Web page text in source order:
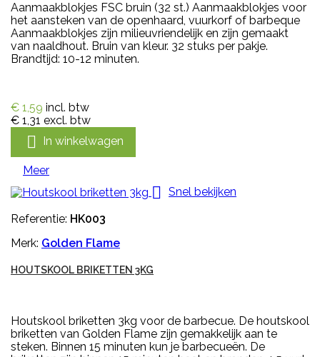
Aanmaakblokjes FSC bruin (32 st.) Aanmaakblokjes voor
het aansteken van de openhaard, vuurkorf of barbeque
Aanmaakblokjes zijn milieuvriendelijk en zijn gemaakt
van naaldhout. Bruin van kleur. 32 stuks per pakje.
Brandtijd: 10-12 minuten.
€ 1,59 incl. btw
€ 1,31 excl. btw
 In winkelwagen
Meer

Snel bekijken
Referentie: HK003
Merk: Golden Flame
HOUTSKOOL BRIKETTEN 3KG
Houtskool briketten 3kg voor de barbecue. De houtskool
briketten van Golden Flame zijn gemakkelijk aan te
steken. Binnen 15 minuten kun je barbecueën. De